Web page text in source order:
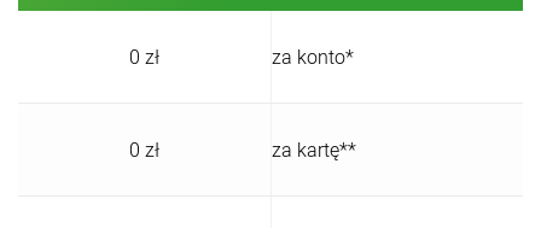
0 zł za konto*
0 zł za kartę**